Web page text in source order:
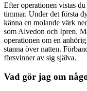
Efter operationen vistas
timmar. Under det första
känna en molande värk
som Alvedon och Ipren.
operationen om en
stanna över natten.
försvinner av sig själva.
Vad gör jag om